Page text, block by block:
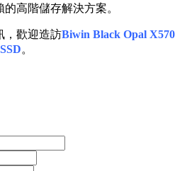
高階儲存解決方案。
，歡迎造訪Biwin Black Opal X570
。